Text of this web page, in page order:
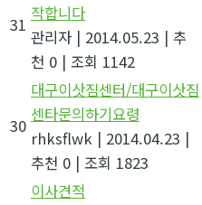
31
작합니다
관리자 | 2014.05.23 | 추
천 0 | 조회 1142
30
대구이삿짐센터/대구이삿짐
센타문의하기요령
rhksflwk | 2014.04.23 |
추천 0 | 조회 1823
이사견적